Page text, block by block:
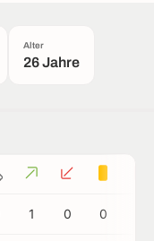
Alter
26 Jahre
1 0 0